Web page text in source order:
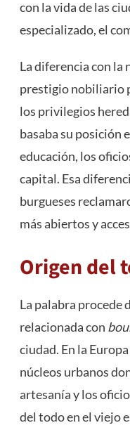
con la vida de las
especializado, el
La diferencia con la
prestigio nobiliario
los privilegios
basaba su posición
educación, los
capital. Esa
burgueses
más abiertos y
Origen del
La palabra procede
relacionada con
ciudad. En la
núcleos urbanos
artesanía y los
del todo en el viejo